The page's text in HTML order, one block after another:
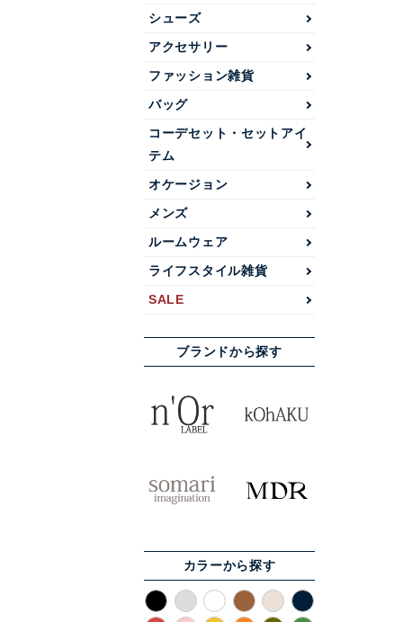
シューズ
アクセサリー
ファッション雑貨
バッグ
コーデセット・セットアイ
テム
オケージョン
メンズ
ルームウェア
ライフスタイル雑貨
SALE
ブランドから探す
カラーから探す